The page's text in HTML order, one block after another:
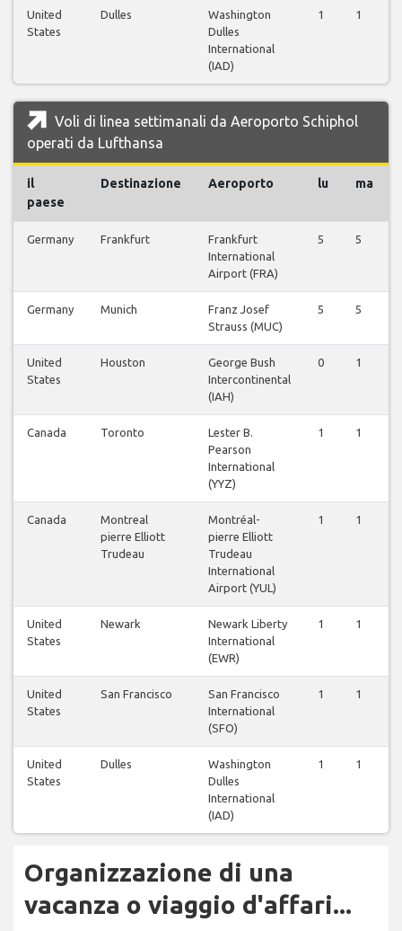
United
States
Dulles
Washington
Dulles
International
(IAD)
1 1
Voli di linea settimanali da Aeroporto Schiphol
operati da Lufthansa
il
paese
Destinazione Aeroporto lu ma
Germany Frankfurt
Frankfurt
International
Airport (FRA)
5 5
Germany Munich
Franz Josef
Strauss (MUC)
5 5
United
States
Houston
George Bush
Intercontinental
(IAH)
0 1
Canada Toronto
Lester B.
Pearson
International
(YYZ)
1 1
Canada
Montreal
pierre Elliott
Trudeau
Montréal-
pierre Elliott
Trudeau
International
Airport (YUL)
1 1
United
States
Newark
Newark Liberty
International
(EWR)
1 1
United
States
San Francisco
San Francisco
International
(SFO)
1 1
United
States
Dulles
Washington
Dulles
International
(IAD)
1 1
Organizzazione di una
vacanza o viaggio d'affari...